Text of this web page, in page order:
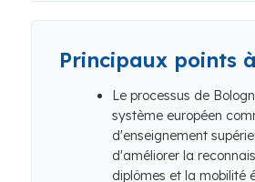
Principaux points
Le processus de
système européen
d'enseignement
d'améliorer la
diplômes et la mobilité